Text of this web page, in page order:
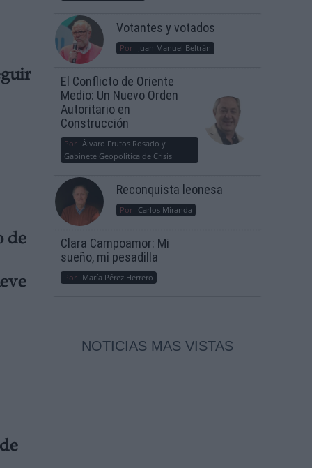
de
Votantes y votados
Por Juan Manuel Beltrán
El Conflicto de Oriente
Medio: Un Nuevo Orden
Autoritario en
Construcción
Por Álvaro Frutos Rosado y
Gabinete Geopolítica de Crisis
Reconquista leonesa
Por Carlos Miranda
Clara Campoamor: Mi
sueño, mi pesadilla
Por María Pérez Herrero
NOTICIAS MAS VISTAS